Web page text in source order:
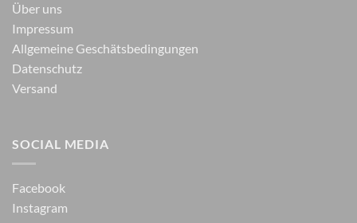
Über uns
Impressum
Allgemeine Geschätsbedingungen
Datenschutz
Versand
SOCIAL MEDIA
Facebook
Instagram